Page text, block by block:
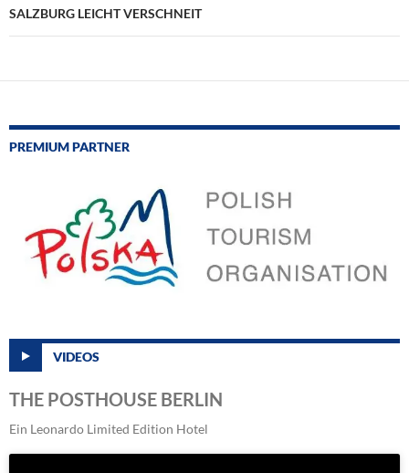
SALZBURG LEICHT VERSCHNEIT
PREMIUM PARTNER
VIDEOS
THE POSTHOUSE BERLIN
Ein Leonardo Limited Edition Hotel